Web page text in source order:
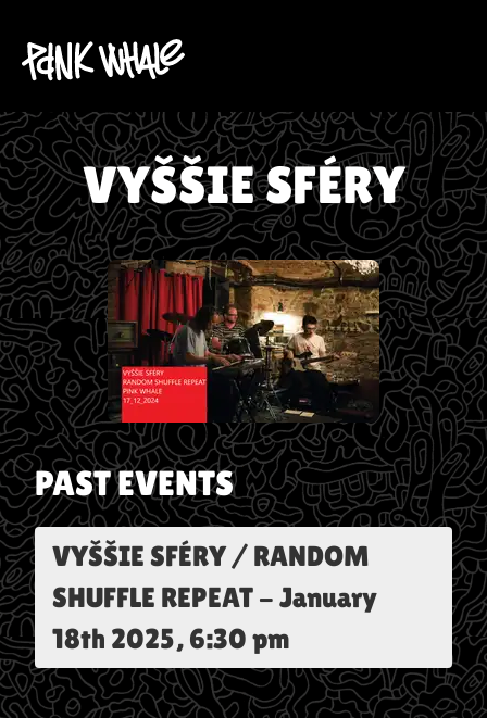
VYŠŠIE SFÉRY
PAST EVENTS
VYŠŠIE SFÉRY / RANDOM
SHUFFLE REPEAT - January
18th 2025, 6:30 pm